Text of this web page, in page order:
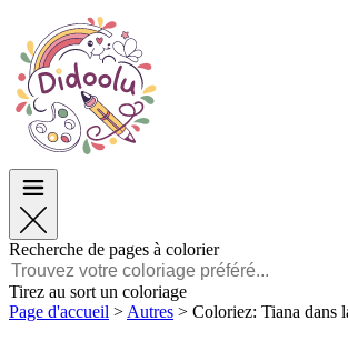
Pâques
TOP Catégories
Pour les Garçons
Pour les Filles
Français
POLSKI
Pâques
TOP Catégories
Pour les Garçons
Pour les Filles
Recherche de pages à colorier
Tirez au sort un coloriage
Page d'accueil > Autres > Coloriez: Tiana dans